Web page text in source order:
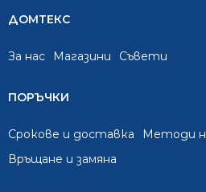
ДОМТЕКС
За нас Mагазини Съвети
ПОРЪЧКИ
Срокове и доставка
Методи
Връщане и замяна